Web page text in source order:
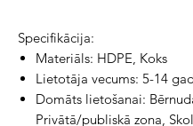
Specifikācija:
Materiāls: HDPE, Koks
Lietotāja vecums: 5-14
Domāts lietošanai:
Privātā/publiskā zona,